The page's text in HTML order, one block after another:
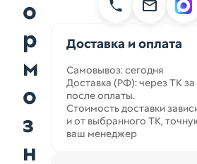
о
р
м
о
з
н
Доставка и оплата
Самовывоз: сегодня
Доставка (РФ): через ТК
после оплаты.
Стоимость доставки
и от выбранного ТК,
ваш менеджер